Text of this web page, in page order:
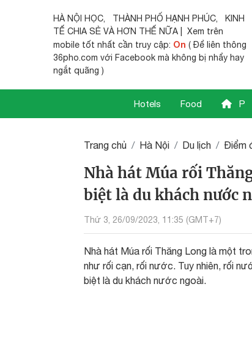
HÀ NỘI HỌC, THÀNH PHỐ HẠNH PHÚC,
KINH
TẾ CHIA SẺ VÀ HƠN THẾ NỮA | Xem trên
mobile tốt nhất cần truy cập: On ( Để liên thông
36pho.com với Facebook mà không bị nhẩy hay
ngắt quãng )
Hotels Food P
Trang chủ Hà Nội Du lịch Điểm
Nhà hát Múa rối
biệt là du khách nước
Thứ 3, 26/09/2023, 11:35 (GMT+7)
Nhà hát Múa rối Thăng Long là một
như rối cạn, rối nước. Tuy nhiên, rối
biệt là du khách nước ngoài.